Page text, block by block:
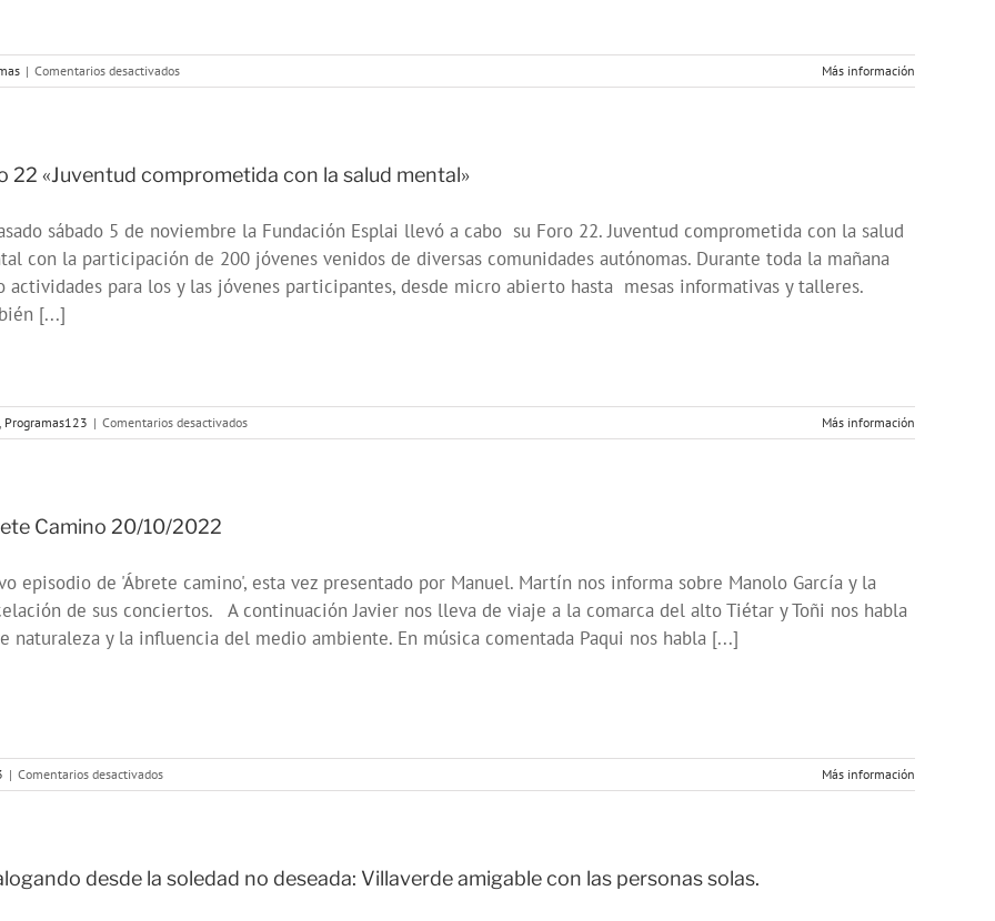
| Comentarios desactivadosen
Con
de
noviembre,
Internacional
la
eliminación
mujeres
Más información
22 «Juventud comprometida con la salud mental»
sábado 5 de noviembre la Fundación Esplai llevó a cabo su Foro 22. Juventud comprometida con la salud
con la participación de 200 jóvenes venidos de diversas comunidades autónomas. Durante toda la mañana
actividades para los y las jóvenes participantes, desde micro abierto hasta mesas informativas y talleres.
[...]
, Programas123 | Comentarios desactivadosen
Foro
mental»
Más información
Camino 20/10/2022
episodio de 'Ábrete camino', esta vez presentado por Manuel. Martín nos informa sobre Manolo García y la
de sus conciertos. A continuación Javier nos lleva de viaje a la comarca del alto Tiétar y Toñi nos habla
naturaleza y la influencia del medio ambiente. En música comentada Paqui nos habla [...]
| Comentarios desactivadosen
Abrete
Más información
desde la soledad no deseada: Villaverde amigable con las personas solas.